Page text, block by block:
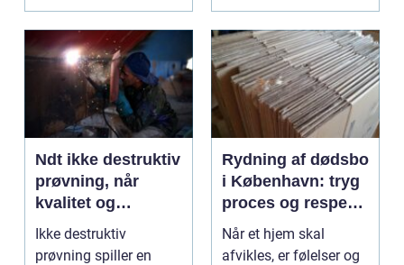
Ndt ikke destruktiv
prøvning, når
kvalitet og
sikkerhed er
afgørende
Ikke destruktiv
prøvning spiller en
Rydning af dødsbo
i København: tryg
proces og respekt
for boet
Når et hjem skal
afvikles, er følelser og